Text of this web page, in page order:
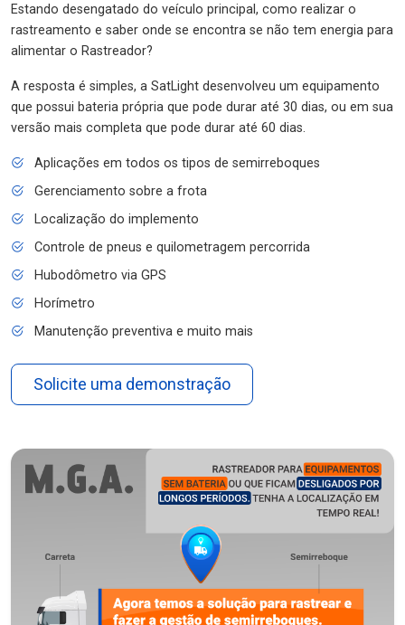
Estando desengatado do veículo principal, como realizar o
rastreamento e saber onde se encontra se não tem energia para
alimentar o Rastreador?
A resposta é simples, a SatLight desenvolveu um equipamento
que possui bateria própria que pode durar até 30 dias, ou em sua
versão mais completa que pode durar até 60 dias.
Aplicações em todos os tipos de semirreboques
Gerenciamento sobre a frota
Localização do implemento
Controle de pneus e quilometragem percorrida
Hubodômetro via GPS
Horímetro
Manutenção preventiva e muito mais
Solicite uma demonstração